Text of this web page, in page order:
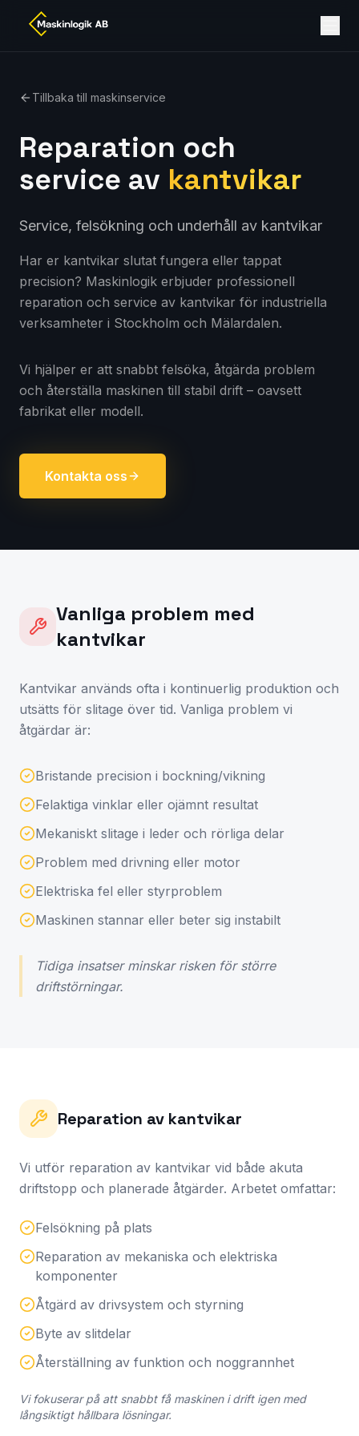
Tillbaka till maskinservice
Reparation och
service av kantvikar
Service, felsökning och underhåll av kantvikar
Har er kantvikar slutat fungera eller tappat
precision? Maskinlogik erbjuder professionell
reparation och service av kantvikar för industriella
verksamheter i Stockholm och Mälardalen.
Vi hjälper er att snabbt felsöka, åtgärda problem
och återställa maskinen till stabil drift – oavsett
fabrikat eller modell.
Kontakta oss
Vanliga problem med
kantvikar
Kantvikar används ofta i kontinuerlig produktion och
utsätts för slitage över tid. Vanliga problem vi
åtgärdar är:
Bristande precision i bockning/vikning
Felaktiga vinklar eller ojämnt resultat
Mekaniskt slitage i leder och rörliga delar
Problem med drivning eller motor
Elektriska fel eller styrproblem
Maskinen stannar eller beter sig instabilt
Tidiga insatser minskar risken för större
driftstörningar.
Reparation av kantvikar
Vi utför reparation av kantvikar vid både akuta
driftstopp och planerade åtgärder. Arbetet omfattar:
Felsökning på plats
Reparation av mekaniska och elektriska
komponenter
Åtgärd av drivsystem och styrning
Byte av slitdelar
Återställning av funktion och noggrannhet
Vi fokuserar på att snabbt få maskinen i drift igen med
långsiktigt hållbara lösningar.